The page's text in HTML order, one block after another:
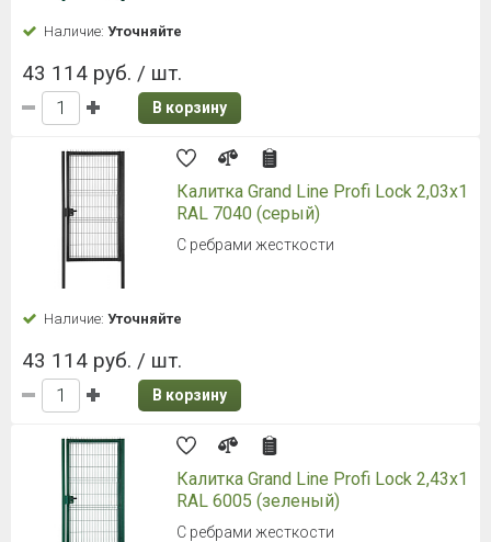
Наличие: Уточняйте
43 114 руб. / шт.
В корзину
Калитка Grand Line Profi Lock 2,03x1
RAL 7040 (серый)
С ребрами жесткости
Наличие: Уточняйте
43 114 руб. / шт.
В корзину
Калитка Grand Line Profi Lock 2,43x1
RAL 6005 (зеленый)
С ребрами жесткости